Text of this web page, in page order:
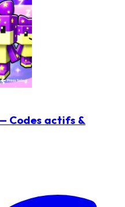
Codes actifs &